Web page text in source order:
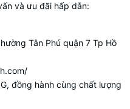
và ưu đãi hấp dẫn:
Tân Phú quận 7 Tp Hồ
đồng hành cùng chất lượng